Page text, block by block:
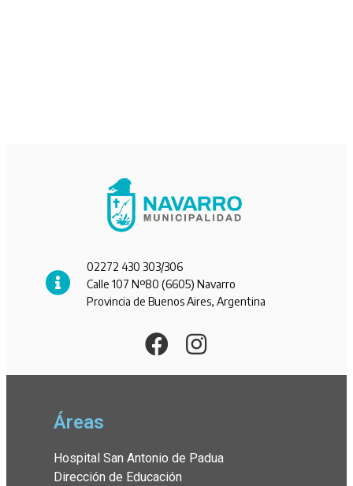
02272 430 303/306
Calle 107 Nº80 (6605) Navarro
Provincia de Buenos Aires, Argentina
Áreas
Hospital San Antonio de Padua
Dirección de Educación